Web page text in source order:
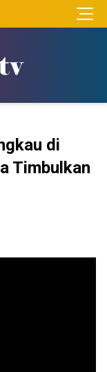
di
Timbulkan